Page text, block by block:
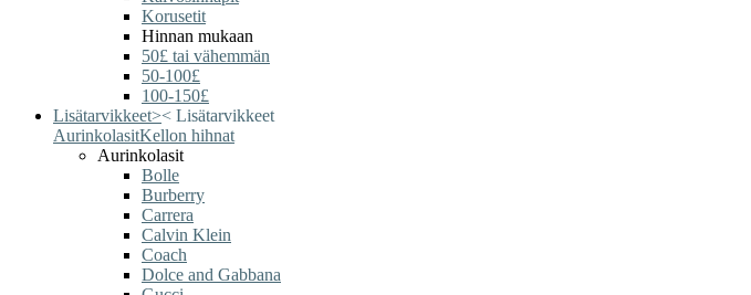
Korusetit
Hinnan mukaan
50£ tai vähemmän
50-100£
100-150£
Lisätarvikkeet>< Lisätarvikkeet
AurinkolasitKellon hihnat
Aurinkolasit
Bolle
Burberry
Carrera
Calvin Klein
Coach
Dolce and Gabbana